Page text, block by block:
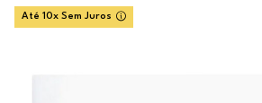
Até 10x Sem Juros